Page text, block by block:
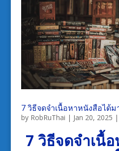
7 วิธีจดจำเนื้อหาหนังสือได้
by RobRuThai | Jan 20, 2025 |
7 วิธีจดจำเนื้